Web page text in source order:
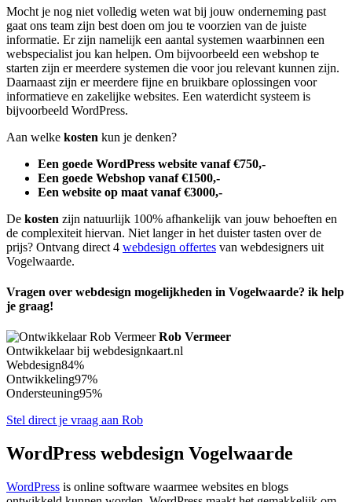
Mocht je nog niet volledig weten wat bij jouw onderneming past
gaat ons team zijn best doen om jou te voorzien van de juiste
informatie. Er zijn namelijk een aantal systemen waarbinnen een
webspecialist jou kan helpen. Om bijvoorbeeld een webshop te
starten zijn er meerdere systemen die voor jou relevant kunnen zijn.
Daarnaast zijn er meerdere fijne en bruikbare oplossingen voor
informatieve en zakelijke websites. Een waterdicht systeem is
bijvoorbeeld WordPress.
Aan welke kosten kun je denken?
Een goede WordPress website vanaf €750,-
Een goede Webshop vanaf €1500,-
Een website op maat vanaf €3000,-
De kosten zijn natuurlijk 100% afhankelijk van jouw behoeften en
de complexiteit hiervan. Niet langer in het duister tasten over de
prijs? Ontvang direct 4 webdesign offertes van webdesigners uit
Vogelwaarde.
Vragen over webdesign mogelijkheden in Vogelwaarde? ik help
je graag!
Rob Vermeer
Ontwikkelaar bij webdesignkaart.nl
Webdesign84%
Ontwikkeling97%
Ondersteuning95%
Stel direct je vraag aan Rob
WordPress webdesign Vogelwaarde
WordPress is online software waarmee websites en blogs